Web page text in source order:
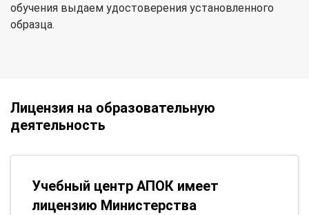
обучения выдаем удостоверения установленного
образца.
Лицензия на образовательную
деятельность
Учебный центр АПОК имеет
лицензию Министерства